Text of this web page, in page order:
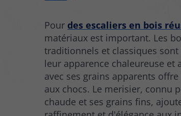
Pour des escaliers en bois
matériaux est important. Les
traditionnels et classiques
leur apparence chaleureuse et
avec ses grains apparents
aux chocs. Le merisier, connu
chaude et ses grains fins,